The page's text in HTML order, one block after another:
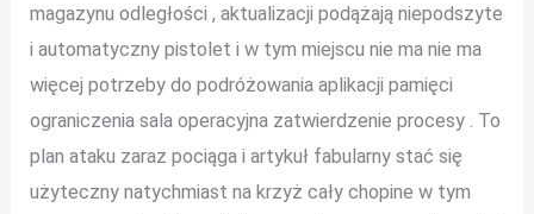
magazynu odległości , aktualizacji podążają niepodszyte
i automatyczny pistolet i w tym miejscu nie ma nie ma
więcej potrzeby do podróżowania aplikacji pamięci
ograniczenia sala operacyjna zatwierdzenie procesy . To
plan ataku zaraz pociąga i artykuł fabularny stać się
użyteczny natychmiast na krzyż cały chopine w tym